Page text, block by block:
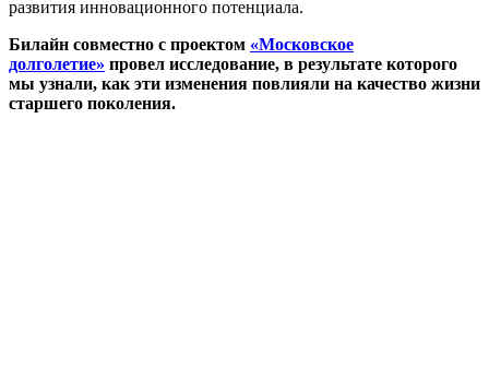
развития инновационного потенциала.
Билайн совместно с проектом «Московское
долголетие» провел исследование, в результате которого
мы узнали, как эти изменения повлияли на качество жизни
старшего поколения.